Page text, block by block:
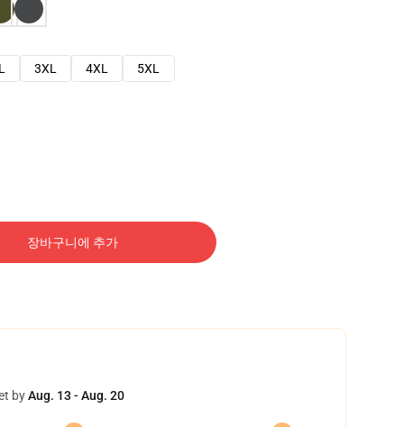
3XL 4XL
5XL
장바구니에 추가
byAug. 13 - Aug. 20